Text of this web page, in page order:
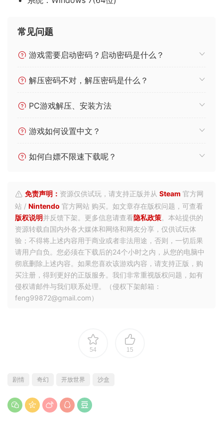
常见问题
游戏需要启动密码？启动密码是什么？
解压密码不对，解压密码是什么？
PC游戏解压、安装方法
游戏如何设置中文？
如何白嫖不限速下载呢？
免责声明： 资源仅供试玩，请支持正版并从 Steam 官方网
站 / Nintendo 官方网站 购买。如文章存在版权问题，可查看
版权说明并反馈下架。更多信息请查看隐私政策。本站提供的
资源转载自国内外各大媒体和网络和网友分享，仅供试玩体
验；不得将上述内容用于商业或者非法用途，否则，一切后果
请用户自负。您必须在下载后的24个小时之内，从您的电脑中
彻底删除上述内容。如果您喜欢该游戏内容，请支持正版，购
买注册，得到更好的正版服务。我们非常重视版权问题，如有
侵权请邮件与我们联系处理。（侵权下架邮箱：
feng99872@gmail.com）
54 15
剧情 奇幻 开放世界 沙盒